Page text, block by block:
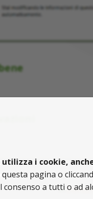
i cookie,
pagina o
a tutti o ad